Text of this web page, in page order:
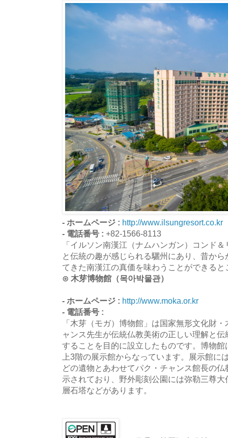
- ホームページ : http://www.ilsungresort.co.kr
- 電話番号 : +82-1566-8113
「イルソン南漢江（ナムハンガン）コンド
と伝統の趣が感じられる驪州にあり、昔か
てきた南漢江の真価を味わうことができると
⊙ 木芽博物館（목아박물관）
- ホームページ : http://www.moka.or.kr
- 電話番号 :
「木芽（モガ）博物館」は国家無形文化財
ャンス先生が伝統仏教美術の正しい理解と
することを目的に設立したものです。博物
上3階の展示館からなっています。展示館に
どの遺物とあわせてパク・チャンス館長の
示されており、野外彫刻公園には弥勒三尊
層石塔などがあります。